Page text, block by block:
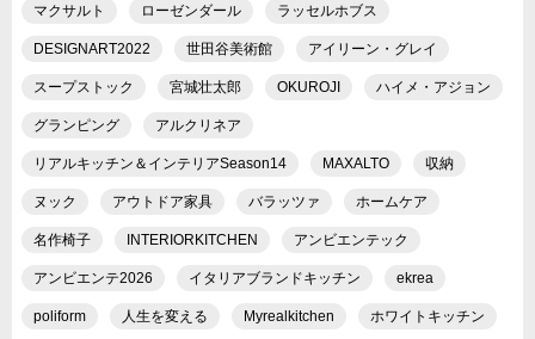
マクサルト ローゼンダール ラッセルホブス
DESIGNART2022 世田谷美術館 アイリーン・グレイ
スープストック 宮城壮太郎 OKUROJI ハイメ・アジョン
グランピング アルクリネア
リアルキッチン＆インテリアSeason14 MAXALTO 収納
ヌック アウトドア家具 バラッツァ ホームケア
名作椅子 INTERIORKITCHEN アンビエンテック
アンビエンテ2026 イタリアブランドキッチン ekrea
poliform 人生を変える Myrealkitchen ホワイトキッチン